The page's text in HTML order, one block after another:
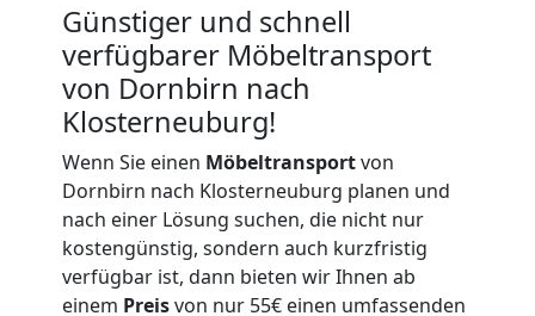
Günstiger und schnell
verfügbarer Möbeltransport
von Dornbirn nach
Klosterneuburg!
Wenn Sie einen Möbeltransportvon
Dornbirn nach Klosterneuburg planen und
nach einer Lösung suchen, die nicht nur
kostengünstig, sondern auch kurzfristig
verfügbar ist, dann bieten wir Ihnen ab
einem Preisvon nur 55€ einen umfassenden
Kleiner
Umzug
Dornbirn
Küchenumzug